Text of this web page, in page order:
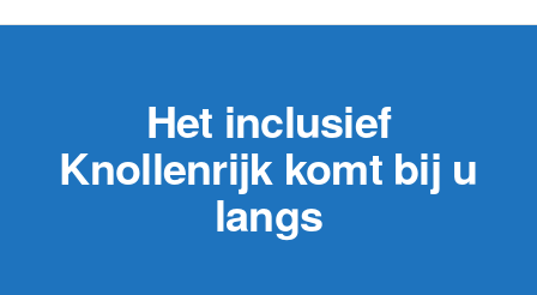
Het inclusief
Knollenrijk komt bij u
langs